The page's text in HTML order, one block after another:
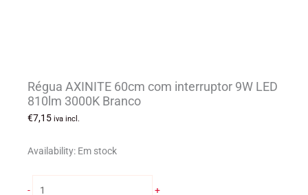
Régua AXINITE 60cm com interruptor 9W LED
810lm 3000K Branco
€7,15 iva incl.
Availability: Em stock
- +